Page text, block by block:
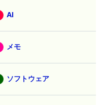
AI
メモ
ソフトウェア